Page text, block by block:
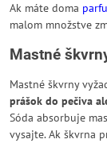
Ak máte doma
malom množstve
Mastné
Mastné škvrny
prášok do pečiva
Sóda absorbuje
vysajte. Ak škvrna